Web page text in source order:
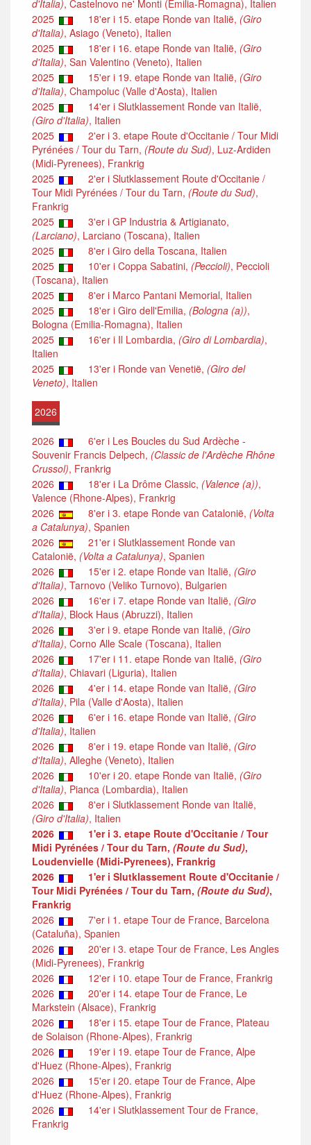
d'Italia), Castelnovo ne' Monti (Emilia-Romagna), Italien
2025
18'er i 15. etape Ronde van Italië, (Giro
d'Italia), Asiago (Veneto), Italien
2025
18'er i 16. etape Ronde van Italië, (Giro
d'Italia), San Valentino (Veneto), Italien
2025
15'er i 19. etape Ronde van Italië, (Giro
d'Italia), Champoluc (Valle d'Aosta), Italien
2025
14'er i Slutklassement Ronde van Italië,
(Giro d'Italia), Italien
2025
2'er i 3. etape Route d'Occitanie / Tour Midi
Pyrénées / Tour du Tarn, (Route du Sud), Luz-Ardiden
(Midi-Pyrenees), Frankrig
2025
2'er i Slutklassement Route d'Occitanie /
Tour Midi Pyrénées / Tour du Tarn, (Route du Sud),
Frankrig
2025
3'er i GP Industria & Artigianato,
(Larciano), Larciano (Toscana), Italien
2025
8'er i Giro della Toscana, Italien
2025
10'er i Coppa Sabatini, (Peccioli), Peccioli
(Toscana), Italien
2025
8'er i Marco Pantani Memorial, Italien
2025
18'er i Giro dell'Emilia, (Bologna (a)),
Bologna (Emilia-Romagna), Italien
2025
16'er i Il Lombardia, (Giro di Lombardia),
Italien
2025
13'er i Ronde van Venetië, (Giro del
Veneto), Italien
2026
2026
6'er i Les Boucles du Sud Ardèche -
Souvenir Francis Delpech, (Classic de l'Ardèche Rhône
Crussol), Frankrig
2026
18'er i La Drôme Classic, (Valence (a)),
Valence (Rhone-Alpes), Frankrig
2026
8'er i 3. etape Ronde van Catalonië, (Volta
a Catalunya), Spanien
2026
21'er i Slutklassement Ronde van
Catalonië, (Volta a Catalunya), Spanien
2026
15'er i 2. etape Ronde van Italië, (Giro
d'Italia), Tarnovo (Veliko Turnovo), Bulgarien
2026
16'er i 7. etape Ronde van Italië, (Giro
d'Italia), Block Haus (Abruzzi), Italien
2026
3'er i 9. etape Ronde van Italië, (Giro
d'Italia), Corno Alle Scale (Toscana), Italien
2026
17'er i 11. etape Ronde van Italië, (Giro
d'Italia), Chiavari (Liguria), Italien
2026
4'er i 14. etape Ronde van Italië, (Giro
d'Italia), Pila (Valle d'Aosta), Italien
2026
6'er i 16. etape Ronde van Italië, (Giro
d'Italia), Italien
2026
8'er i 19. etape Ronde van Italië, (Giro
d'Italia), Alleghe (Veneto), Italien
2026
10'er i 20. etape Ronde van Italië, (Giro
d'Italia), Pianca (Lombardia), Italien
2026
8'er i Slutklassement Ronde van Italië,
(Giro d'Italia), Italien
2026
1'er i 3. etape Route d'Occitanie / Tour
Midi Pyrénées / Tour du Tarn, (Route du Sud),
Loudenvielle (Midi-Pyrenees), Frankrig
2026
1'er i Slutklassement Route d'Occitanie /
Tour Midi Pyrénées / Tour du Tarn, (Route du Sud),
Frankrig
2026
7'er i 1. etape Tour de France, Barcelona
(Cataluña), Spanien
2026
20'er i 3. etape Tour de France, Les Angles
(Midi-Pyrenees), Frankrig
2026
12'er i 10. etape Tour de France, Frankrig
2026
20'er i 14. etape Tour de France, Le
Markstein (Alsace), Frankrig
2026
18'er i 15. etape Tour de France, Plateau
de Solaison (Rhone-Alpes), Frankrig
2026
19'er i 19. etape Tour de France, Alpe
d'Huez (Rhone-Alpes), Frankrig
2026
15'er i 20. etape Tour de France, Alpe
d'Huez (Rhone-Alpes), Frankrig
2026
14'er i Slutklassement Tour de France,
Frankrig